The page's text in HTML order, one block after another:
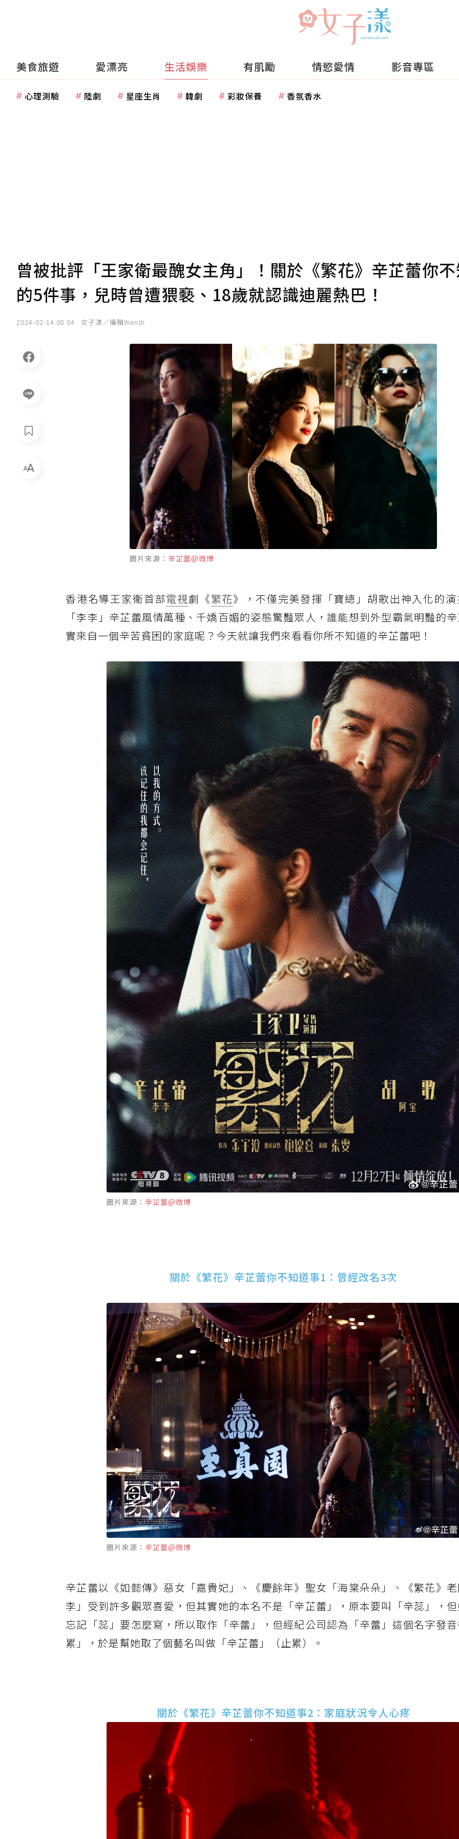
美食旅遊 愛漂亮 生活娛樂 有肌勵 情慾愛情 影音專區
心理測驗 陸劇 星座生肖 韓劇 彩妝保養 香氛香水
曾被批評「王家衛最醜女主角」！關於《繁花》辛芷蕾你
的5件事，兒時曾遭猥褻、18歲就認識迪麗熱巴！
2024-02-14 08:04 女子漾／編輯Wendi
圖片來源： 辛芷蕾@微博
香港名導王家衛首部電視劇《繁花》，不僅完美發揮「寶總」胡歌出神入化的
「李李」辛芷蕾風情萬種、千嬌百媚的姿態驚豔眾人，誰能想到外型霸氣明豔的
實來自一個辛苦貧困的家庭呢？今天就讓我們來看看你所不知道的辛芷蕾吧！
圖片來源： 辛芷蕾@微博
關於《繁花》辛芷蕾你不知道事1：曾經改名3次
圖片來源： 辛芷蕾@微博
辛芷蕾以《如懿傳》惡女「嘉貴妃」、《慶餘年》聖女「海棠朵朵」、《繁花》
李」受到許多觀眾喜愛，但其實她的本名不是「辛芷蕾」，原本要叫「辛蕊」，
忘記「蕊」要怎麼寫，所以取作「辛蕾」，但經紀公司認為「辛蕾」這個名字發
累」，於是幫她取了個藝名叫做「辛芷蕾」（止累）。
關於《繁花》辛芷蕾你不知道事2：家庭狀況令人心疼